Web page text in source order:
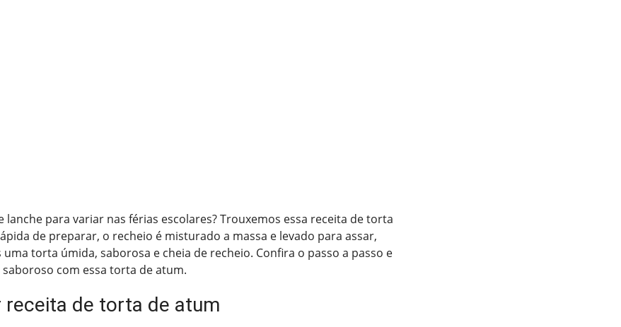
lanche para variar nas férias escolares? Trouxemos essa receita de torta
de preparar, o recheio é misturado a massa e levado para assar,
torta úmida, saborosa e cheia de recheio. Confira o passo a passo e
com essa torta de atum.
receita de torta de atum